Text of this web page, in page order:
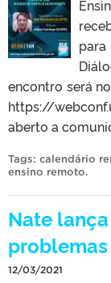
encontro será
https://
aberto a
Tags: calendário
ensino remoto.
Nate
12/03/2021